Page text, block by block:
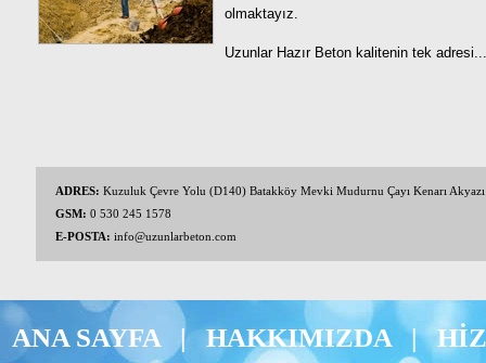
olmaktayız.
Uzunlar Hazır Beton kalitenin tek adresi...
ADRES: Kuzuluk Çevre Yolu (D140) Batakköy Mevki Mudurnu Çayı Kenarı
GSM: 0 530 245 1578
E-POSTA: info@uzunlarbeton.com
ANA SAYFA |HAKKIMIZDA |